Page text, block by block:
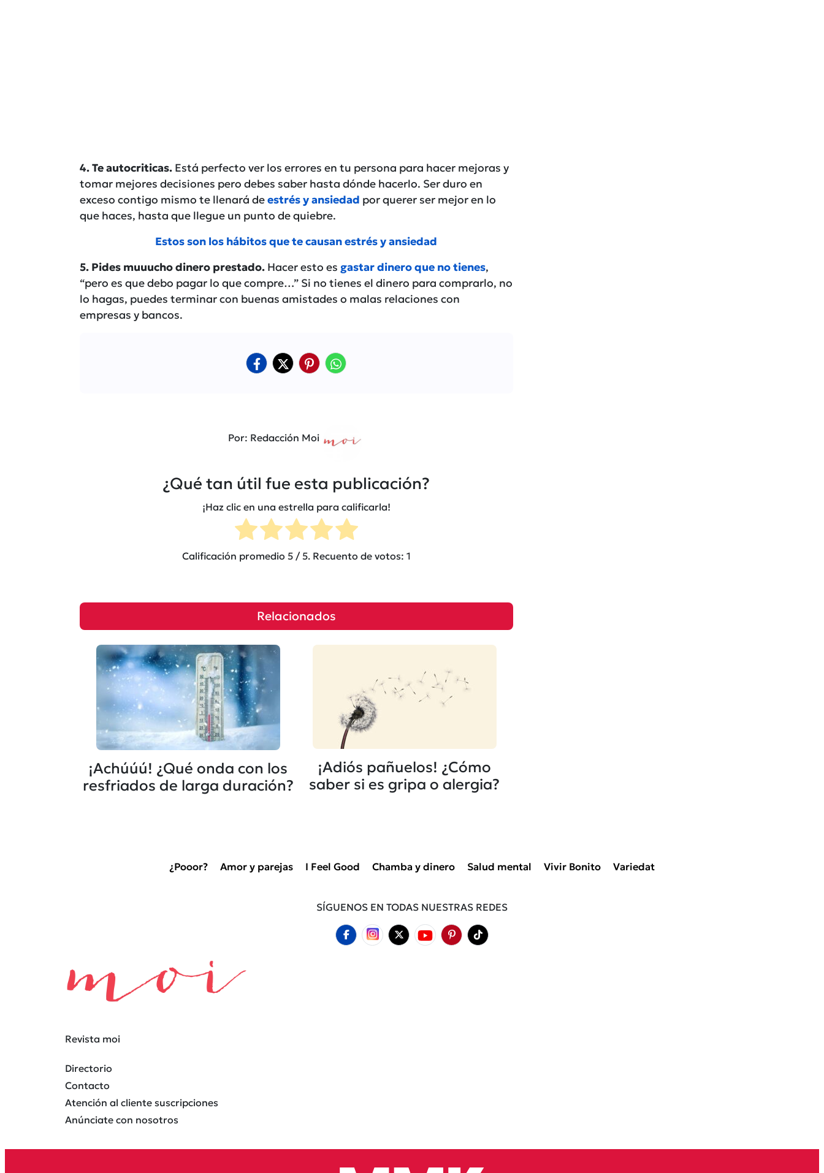
4. Te autocriticas. Está perfecto ver los errores en tu persona para hacer mejoras y
tomar mejores decisiones pero debes saber hasta dónde hacerlo. Ser duro en
exceso contigo mismo te llenará deestrés y ansiedad por querer ser mejor en lo
que haces, hasta que llegue un punto de quiebre.
Estos son los hábitos que te causan estrés y ansiedad
5. Pides muuucho dinero prestado. Hacer esto es gastar dinero que no tienes,
“pero es que debo pagar lo que compre…” Si no tienes el dinero para comprarlo, no
lo hagas, puedes terminar con buenas amistades o malas relaciones con
empresas y bancos.
Por: Redacción Moi
¿Qué tan útil fue esta publicación?
¡Haz clic en una estrella para calificarla!
Calificación promedio 5/ 5. Recuento de votos: 1
Relacionados
¡Achúúú! ¿Qué onda con los
resfriados de larga duración?
¡Adiós pañuelos! ¿Cómo
saber si es gripa o alergia?
¿Pooor? Amor y parejas I Feel Good Chamba y dinero Salud mental Vivir Bonito Variedat
SÍGUENOS EN TODAS NUESTRAS REDES
Revista moi
Directorio
Contacto
Atención al cliente suscripciones
Anúnciate con nosotros